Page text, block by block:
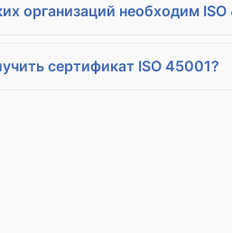
организаций необходим
сертификат ISO 45001?